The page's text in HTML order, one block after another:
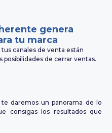
genera
tu marca
canales de venta están
de cerrar ventas.
daremos un panorama de lo
consigas los resultados que